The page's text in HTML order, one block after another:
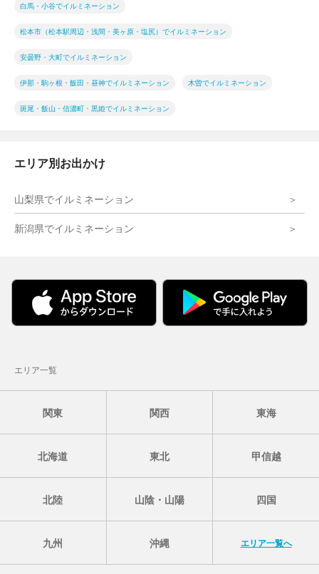
白馬・小谷でイルミネーション
松本市（松本駅周辺・浅間・美ヶ原・塩尻）でイルミネーション
安曇野・大町でイルミネーション
伊那・駒ヶ根・飯田・昼神でイルミネーション 木曽でイルミネーション
斑尾・飯山・信濃町・黒姫でイルミネーション
エリア別お出かけ
山梨県でイルミネーション
新潟県でイルミネーション
エリア一覧
関東 関西 東海
北海道 東北 甲信越
北陸 山陰・山陽 四国
九州 沖縄 エリア一覧へ